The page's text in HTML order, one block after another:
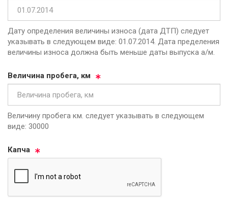
Дату определения величины износа (дата ДТП) следует
указывать в следующем виде: 01.07.2014. Дата пределения
величины износа должна быть меньше даты выпуска а/м.
Ве­ли­чи­на про­бе­га, км
Величину пробега км. следует указывать в следующем
виде: 30000
Кап­ча